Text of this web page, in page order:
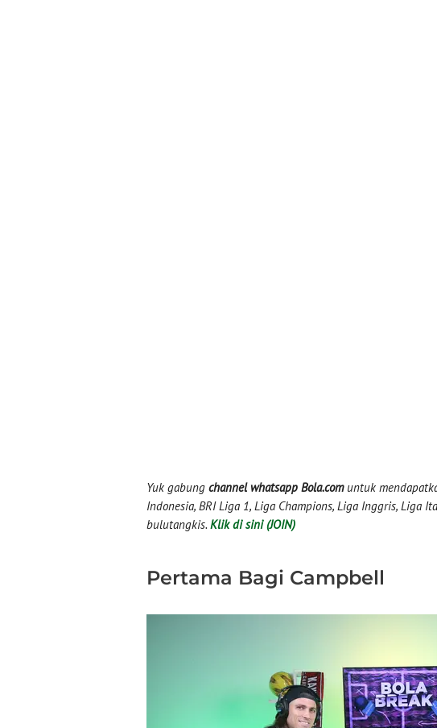
Yuk gabung channel whatsapp Bola.comuntuk
Indonesia, BRI Liga 1, Liga Champions, Liga Inggris, Liga
bulutangkis. Klik di sini (JOIN)
Pertama Bagi Campbell